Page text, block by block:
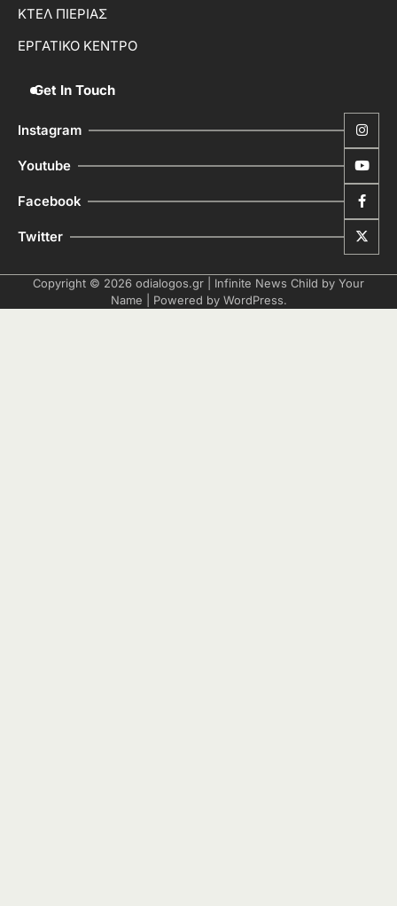
ΚΤΕΛ ΠΙΕΡΙΑΣ
ΕΡΓΑΤΙΚΟ ΚΕΝΤΡΟ
Get In Touch
Instagram
Youtube
Facebook
Twitter
Copyright © 2026 odialogos.gr | Infinite News Child by Your
Name | Powered by WordPress.